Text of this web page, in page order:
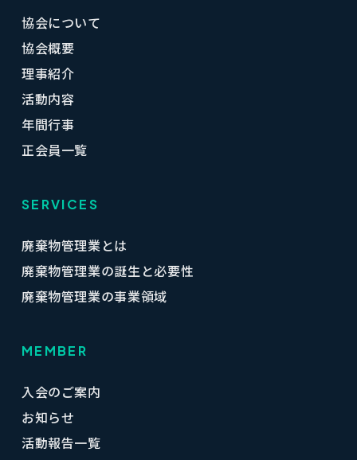
協会について
協会概要
理事紹介
活動内容
年間行事
正会員一覧
SERVICES
廃棄物管理業とは
廃棄物管理業の誕生と必要性
廃棄物管理業の事業領域
MEMBER
入会のご案内
お知らせ
活動報告一覧